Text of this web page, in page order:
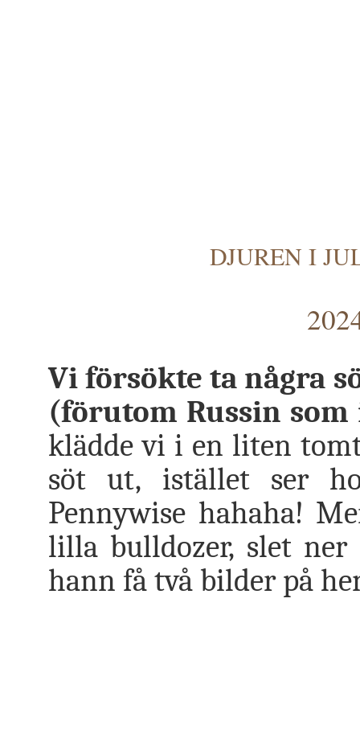
DJUREN I
Vi försökte ta några
(förutom Russin
klädde vi i en liten
söt ut, istället ser
Pennywise hahaha!
lilla bulldozer, slet ner
hann få två bilder på